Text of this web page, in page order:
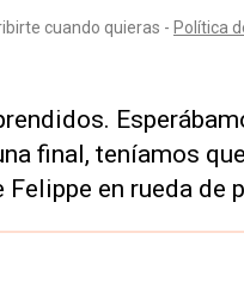
final, teníamos
Felippe en rueda de